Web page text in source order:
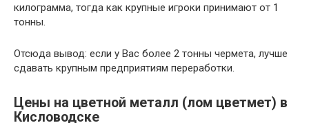
килограмма, тогда как крупные игроки принимают от 1
тонны.
Отсюда вывод: если у Вас более 2 тонны чермета, лучше
сдавать крупным предприятиям переработки.
Цены на цветной металл (лом цветмет) в
Кисловодске